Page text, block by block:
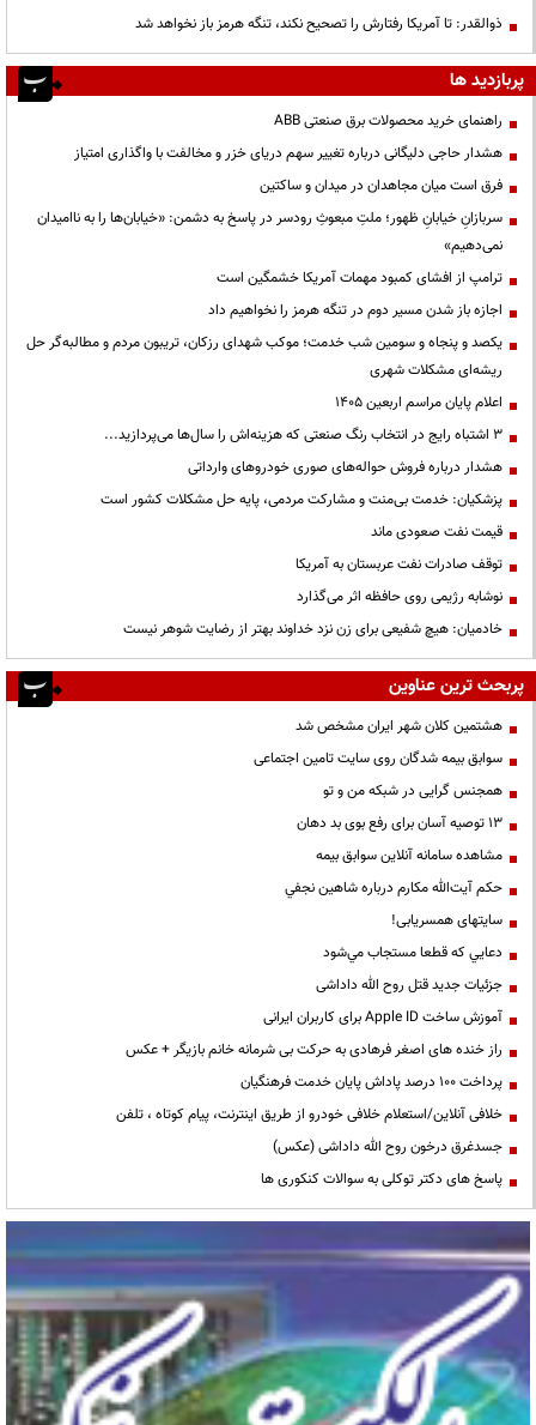
ذوالقدر: تا آمریکا رفتارش را تصحیح نکند، تنگه هرمز باز نخواهد شد
پربازدید ها
راهنمای خرید محصولات برق صنعتی ABB
هشدار حاجی دلیگانی درباره تغییر سهم دریای خزر و مخالفت با واگذاری امتیاز
فرق است میان مجاهدان در میدان و ساکتین
سربازانِ خیابانِ ظهور؛ ملتِ مبعوثِ رودسر در پاسخ به دشمن: «خیابان‌ها را به ناامیدان
نمی‌دهیم»
ترامپ از افشای کمبود مهمات آمریکا خشمگین است
اجازه باز شدن مسیر دوم در تنگه هرمز را نخواهیم داد
یکصد و پنجاه و سومین شب خدمت؛ موکب شهدای رزکان، تریبون مردم و مطالبه‌گر حل
ریشه‌ای مشکلات شهری
اعلام پایان مراسم اربعین ۱۴۰۵
3 اشتباه رایج در انتخاب رنگ صنعتی که هزینه‌اش را سال‌ها می‌پردازید...
هشدار درباره فروش حواله‌های صوری خودروهای وارداتی
پزشکیان: خدمت بی‌منت و مشارکت مردمی، پایه حل مشکلات کشور است
قیمت نفت صعودی ماند
توقف صادرات نفت عربستان به آمریکا
نوشابه رژیمی روی حافظه اثر می‌گذارد
خادمیان: هیچ شفیعی برای زن نزد خداوند بهتر از رضایت شوهر نیست
پربحث ترین عناوین
هشتمین کلان شهر ایران مشخص شد
سوابق بیمه شدگان روی سایت تامین اجتماعی
همجنس گرایی در شبکه من و تو
13 توصیه آسان برای رفع بوی بد دهان
مشاهده سامانه آنلاين سوابق بیمه
حكم آيت‌الله مكارم درباره شاهين نجفي
سایتهای همسریابی!
دعايي كه قطعا مستجاب مي‌شود
جزئیات جدید قتل روح الله داداشی
آموزش ساخت Apple ID برای کاربران ایرانی
راز خنده های اصغر فرهادی به حرکت بی شرمانه خانم بازیگر + عکس
پرداخت ۱۰۰ درصد پاداش پایان خدمت فرهنگیان
خلافی آنلاین/استعلام خلافی خودرو از طریق اینترنت، پیام کوتاه ، تلفن
جسدغرق درخون روح الله داداشی (عکس)
پاسخ های دکتر توکلی به سوالات کنکوری ها